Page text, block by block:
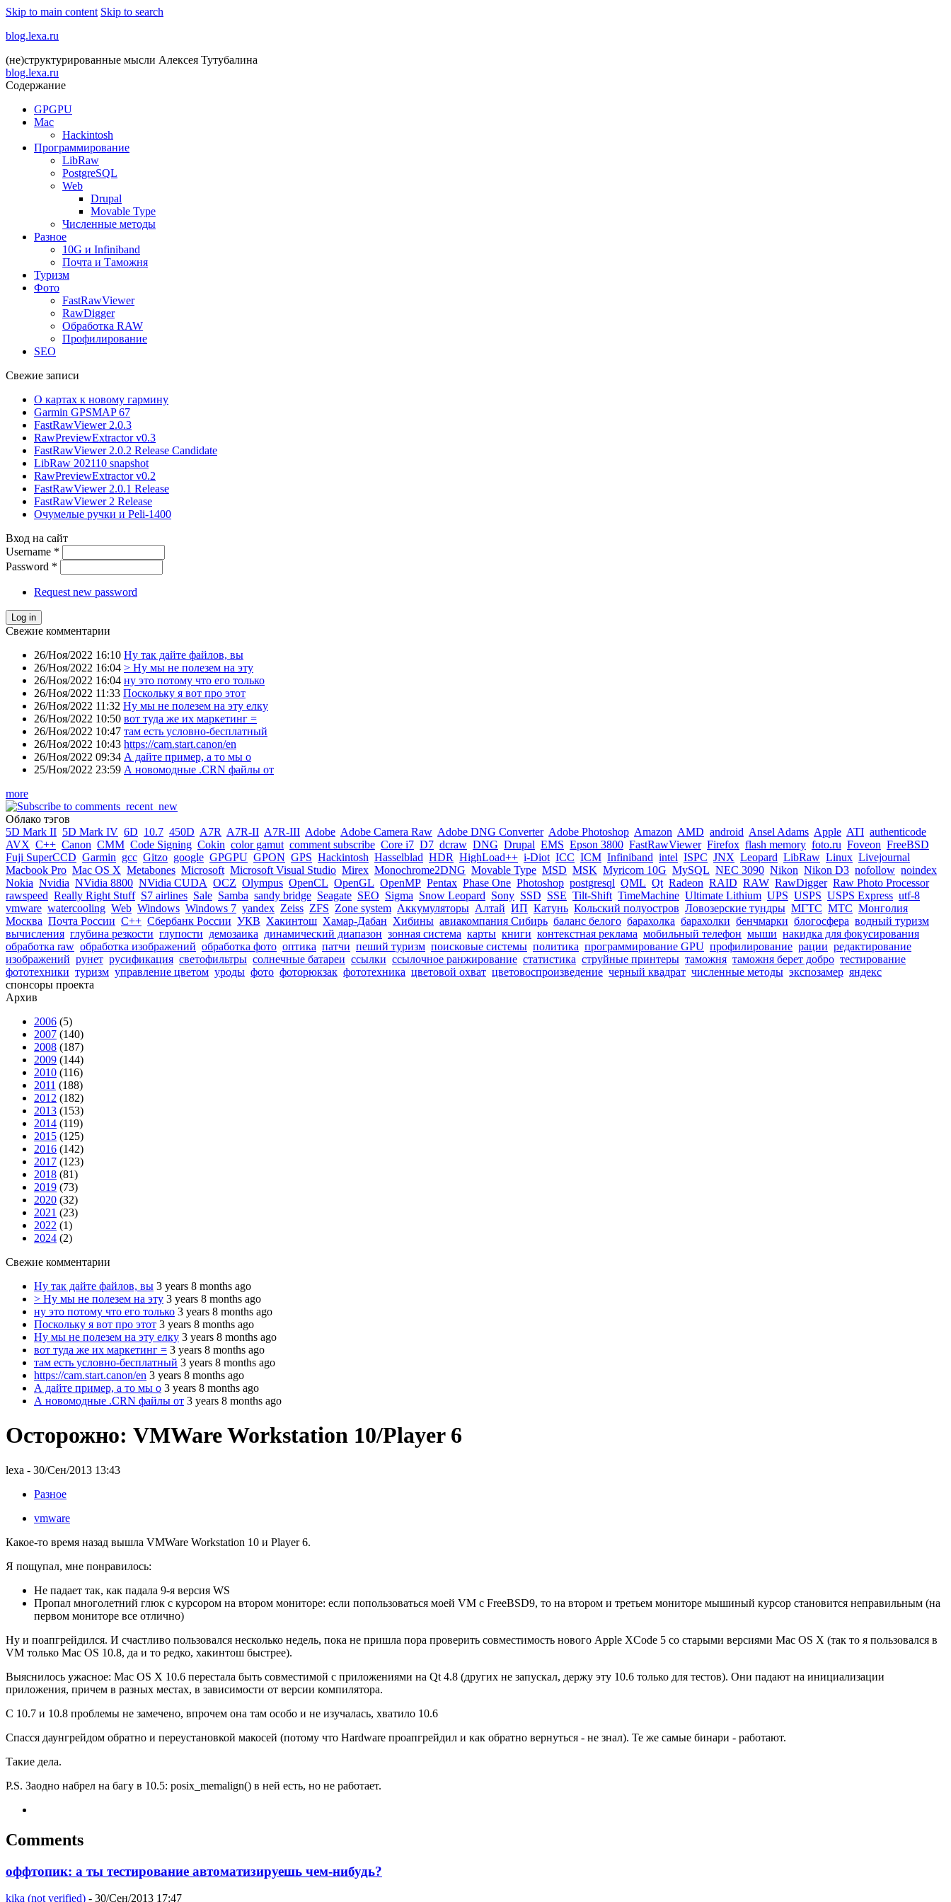
Skip to main content Skip to search
blog.lexa.ru
(не)структурированные мысли Алексея Тутубалина
blog.lexa.ru
Содержание
GPGPU
Mac
Hackintosh
Программирование
LibRaw
PostgreSQL
Web
Drupal
Movable Type
Численные методы
Разное
10G и Infiniband
Почта и Таможня
Туризм
Фото
FastRawViewer
RawDigger
Обработка RAW
Профилирование
SEO
Свежие записи
О картах к новому гармину
Garmin GPSMAP 67
FastRawViewer 2.0.3
RawPreviewExtractor v0.3
FastRawViewer 2.0.2 Release Candidate
LibRaw 202110 snapshot
RawPreviewExtractor v0.2
FastRawViewer 2.0.1 Release
FastRawViewer 2 Release
Очумелые ручки и Peli-1400
Вход на сайт
Username *
Password *
Request new password
Свежие комментарии
26/Ноя/2022 16:10 Ну так дайте файлов, вы
26/Ноя/2022 16:04 > Ну мы не полезем на эту
26/Ноя/2022 16:04 ну это потому что его только
26/Ноя/2022 11:33 Поскольку я вот про этот
26/Ноя/2022 11:32 Ну мы не полезем на эту елку
26/Ноя/2022 10:50 вот туда же их маркетинг =
26/Ноя/2022 10:47 там есть условно-бесплатный
26/Ноя/2022 10:43 https://cam.start.canon/en
26/Ноя/2022 09:34 А дайте пример, а то мы о
25/Ноя/2022 23:59 А новомодные .CRN файлы от
more
Облако тэгов
5D Mark II 5D Mark IV 6D 10.7 450D A7R A7R-II A7R-III Adobe Adobe Camera Raw Adobe DNG Converter Adobe Photoshop Amazon AMD android Ansel Adams Apple ATI authenticode
AVX C++ Canon CMM Code Signing Cokin color gamut comment subscribe Core i7 D7 dcraw DNG Drupal EMS Epson 3800 FastRawViewer Firefox flash memory foto.ru Foveon FreeBSD
Fuji SuperCCD Garmin gcc Gitzo google GPGPU GPON GPS Hackintosh Hasselblad HDR HighLoad++ i-Diot ICC ICM Infiniband intel ISPC JNX Leopard LibRaw Linux Livejournal
Macbook Pro Mac OS X Metabones Microsoft Microsoft Visual Studio Mirex Monochrome2DNG Movable Type MSD MSK Myricom 10G MySQL NEC 3090 Nikon Nikon D3 nofollow noindex
Nokia Nvidia NVidia 8800 NVidia CUDA OCZ Olympus OpenCL OpenGL OpenMP Pentax Phase One Photoshop postgresql QML Qt Radeon RAID RAW RawDigger Raw Photo Processor
rawspeed Really Right Stuff S7 airlines Sale Samba sandy bridge Seagate SEO Sigma Snow Leopard Sony SSD SSE Tilt-Shift TimeMachine Ultimate Lithium UPS USPS USPS Express utf-8
vmware watercooling Web Windows Windows 7 yandex Zeiss ZFS Zone system Аккумуляторы Алтай ИП Катунь Кольский полуостров Ловозерские тундры МГТС МТС Монголия
Москва Почта России С++ Сбербанк России УКВ Хакинтош Хамар-Дабан Хибины авиакомпания Сибирь баланс белого барахолка барахолки бенчмарки блогосфера водный туризм
вычисления глубина резкости глупости демозаика динамический диапазон зонная система карты книги контекстная реклама мобильный телефон мыши накидка для фокусирования
обработка raw обработка изображений обработка фото оптика патчи пеший туризм поисковые системы политика программирование GPU профилирование рации редактирование
изображений рунет русификация светофильтры солнечные батареи ссылки ссылочное ранжирование статистика струйные принтеры таможня таможня берет добро тестирование
фототехники туризм управление цветом уроды фото фоторюкзак фототехника цветовой охват цветовоспроизведение черный квадрат численные методы экспозамер яндекс
спонсоры проекта
Архив
2006 (5)
2007 (140)
2008 (187)
2009 (144)
2010 (116)
2011 (188)
2012 (182)
2013 (153)
2014 (119)
2015 (125)
2016 (142)
2017 (123)
2018 (81)
2019 (73)
2020 (32)
2021 (23)
2022 (1)
2024 (2)
Свежие комментарии
Ну так дайте файлов, вы 3 years 8 months ago
> Ну мы не полезем на эту 3 years 8 months ago
ну это потому что его только 3 years 8 months ago
Поскольку я вот про этот 3 years 8 months ago
Ну мы не полезем на эту елку 3 years 8 months ago
вот туда же их маркетинг = 3 years 8 months ago
там есть условно-бесплатный 3 years 8 months ago
https://cam.start.canon/en 3 years 8 months ago
А дайте пример, а то мы о 3 years 8 months ago
А новомодные .CRN файлы от 3 years 8 months ago
Осторожно: VMWare Workstation 10/Player 6
lexa - 30/Сен/2013 13:43
Разное
vmware
Какое-то время назад вышла VMWare Workstation 10 и Player 6.
Я пощупал, мне понравилось:
Не падает так, как падала 9-я версия WS
Пропал многолетний глюк с курсором на втором мониторе: если попользоваться моей VM с FreeBSD9, то на втором и третьем мониторе мышиный курсор становится неправильным (на
первом мониторе все отлично)
Ну и поапгрейдился. И счастливо пользовался несколько недель, пока не пришла пора проверить совместимость нового Apple XCode 5 со старыми версиями Mac OS X (так то я пользовался в
VM только Mac OS 10.8, да и то редко, хакинтош быстрее).
Выяснилось ужасное: Mac OS X 10.6 перестала быть совместимой с приложениями на Qt 4.8 (других не запускал, держу эту 10.6 только для тестов). Они падают на инициализации
приложения, причем в разных местах, в зависимости от версии компилятора.
С 10.7 и 10.8 проблемы не замечено, впрочем она там особо и не изучалась, хватило 10.6
Спасся даунгрейдом обратно и переустановкой макосей (потому что Hardware проапгрейдил и как обратно вернуться - не знал). Те же самые бинари - работают.
Такие дела.
P.S. Заодно набрел на багу в 10.5: posix_memalign() в ней есть, но не работает.
Comments
оффтопик: а ты тестирование автоматизируешь чем-нибудь?
kika (not verified) - 30/Сен/2013 17:47